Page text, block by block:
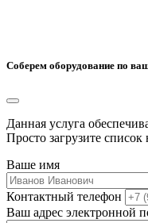
Соберем оборудование по
Данная услуга
Просто загрузите
Ваше имя
Контактный телефон
Ваш адрес электронной